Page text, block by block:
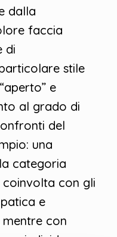
dalla
faccia
di
stile
e
al grado di
del
una
categoria
coinvolta con gli
e
mentre con